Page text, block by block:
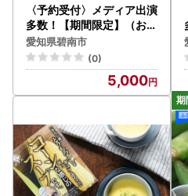
〈予約受付〉メディア出演
多数！【期間限定】（お試
し）鈴盛農園の甘～いにん
じん スウィートキャロッ
トリリィ 2kg H022-01
愛知県碧南市
(0)
5,000